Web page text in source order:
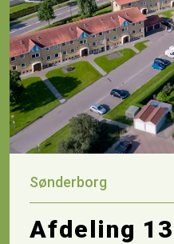
Sønderborg
Afdeling 13